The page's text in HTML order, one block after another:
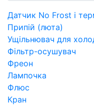
Датчик No Frost і
Припій (люта)
Ущільнювач для
Фільтр-осушувач
Фреон
Лампочка
Флюс
Кран